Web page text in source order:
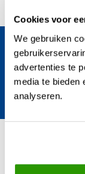
Cookies voor
We gebruiken
advertenties te
media te bieden
analyseren.
Blijf op de
regentonnen